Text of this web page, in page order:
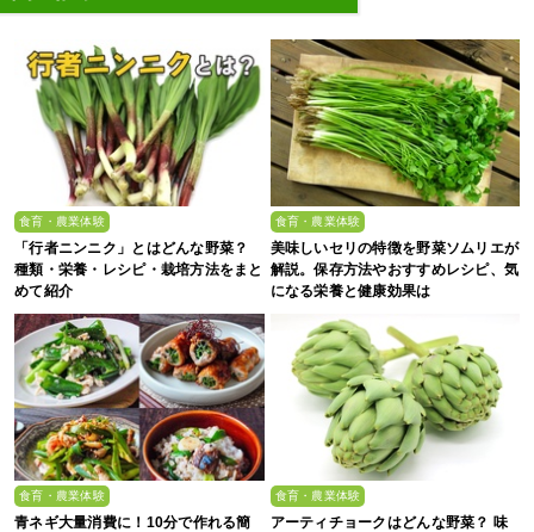
食育・農業体験
「行者ニンニク」とはどんな野菜？
種類・栄養・レシピ・栽培方法をまと
めて紹介
食育・農業体験
美味しいセリの特徴を野菜ソムリエが
解説。保存方法やおすすめレシピ、気
になる栄養と健康効果は
食育・農業体験
青ネギ大量消費に！10分で作れる簡
食育・農業体験
アーティチョークはどんな野菜？ 味